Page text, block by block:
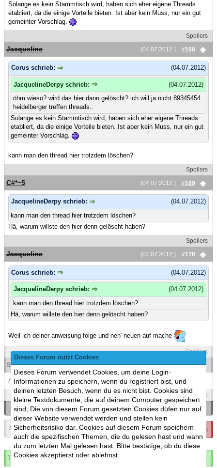
Dieses Forum nutzt Cookies
Dieses Forum verwendet Cookies, um deine Login-
Informationen zu speichern, wenn du registriert bist, und
deinen letzten Besuch, wenn du es nicht bist. Cookies sind
kleine Textdokumente, die auf deinem Computer gespeichert
sind; Die von diesem Forum gesetzten Cookies düfen nur auf
dieser Website verwendet werden und stellen kein
Sicherheitsrisiko dar. Cookies auf diesem Forum speichern
auch die spezifischen Themen, die du gelesen hast und wann
du zum letzten Mal gelesen hast. Bitte bestätige, ob du diese
Cookies akzeptierst oder ablehnst.
Solange es kein Stammtisch wird, haben sich eher eigene Threads
etabliert, da die einige Vorteile bieten. Ist aber kein Muss, nur ein gut
gemeinter Vorschlag.
Spoilers
(04.07.2012 )
#168
Jacqueline
(04.07.2012)
Corus schrieb:
(04.07.2012)
JacquelineDerpy schrieb:
öhm wieso? wird das hier dann gelöscht? ich will ja nicht 89345454
heidelberger treffen threads..
Solange es kein Stammtisch wird, haben sich eher eigene Threads
etabliert, da die einige Vorteile bieten. Ist aber kein Muss, nur ein gut
gemeinter Vorschlag.
kann man den thread hier trotzdem löschen?
Spoilers
(04.07.2012 )
#169
C#*~5
(04.07.2012)
JacquelineDerpy schrieb:
kann man den thread hier trotzdem löschen?
Hä, warum willste den hier denn gelöscht haben?
Spoilers
(04.07.2012 )
#170
Jacqueline
(04.07.2012)
Corus schrieb:
(04.07.2012)
JacquelineDerpy schrieb:
kann man den thread hier trotzdem löschen?
Hä, warum willste den hier denn gelöscht haben?
Weil ich deiner anweisung folge und nen' neuen auf mache
Spoilers
(04.07.2012 )
#171
Saij
Auf Wunsch geschlossen.
Spoilers
«Ein Thema zurück|Ein Thema vor»
Seite: « 9 ▼ Thema geschlossen
Thema abonnieren